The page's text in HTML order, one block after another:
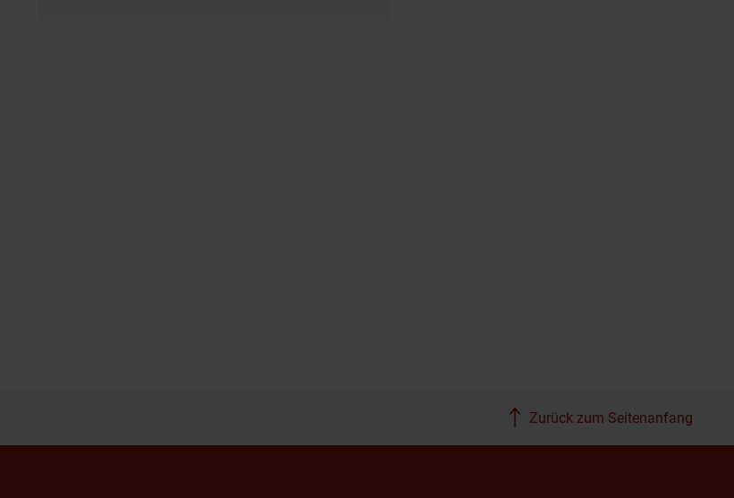
Zurück zum Seitenanfang